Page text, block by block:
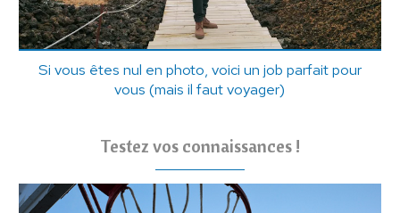
Si vous êtes nul en photo, voici un job parfait pour
vous (mais il faut voyager)
Testez vos connaissances !